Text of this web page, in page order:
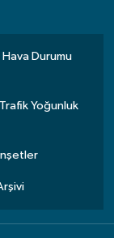
Durumu
Yoğunluk